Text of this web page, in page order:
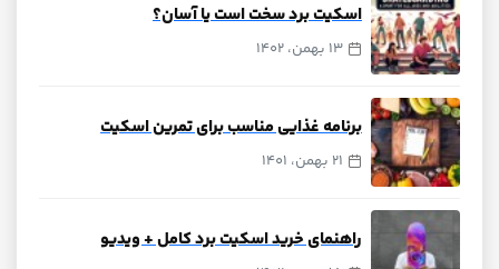
اسکیت برد سخت است یا آسان؟
13 بهمن، 1402
برنامه غذایی مناسب برای تمرین اسکیت
21 بهمن، 1401
راهنمای خرید اسکیت برد کامل + ویدیو